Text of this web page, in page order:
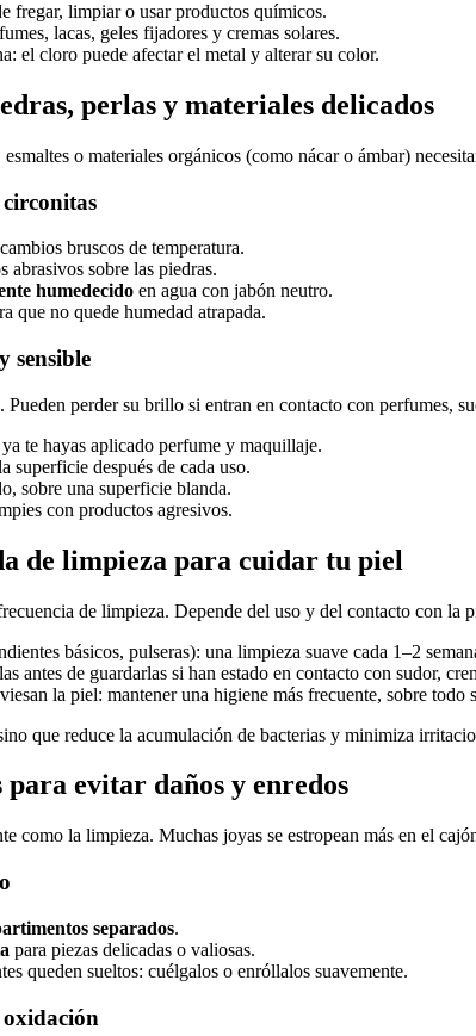
fregar, limpiar o usar productos químicos.
lacas, geles fijadores y cremas solares.
el cloro puede afectar el metal y alterar su color.
perlas y materiales delicados
o materiales orgánicos (como nácar o ámbar)
bruscos de temperatura.
abrasivos sobre las piedras.
humedecido en agua con jabón neutro.
que no quede humedad atrapada.
sensible
Pueden perder su brillo si entran en contacto con perfumes,
te hayas aplicado perfume y maquillaje.
superficie después de cada uso.
sobre una superficie blanda.
con productos agresivos.
de limpieza para cuidar tu piel
de limpieza. Depende del uso y del contacto con la
básicos, pulseras): una limpieza suave cada 1–2
antes de guardarlas si han estado en contacto con sudor,
la piel: mantener una higiene más frecuente, sobre todo
que reduce la acumulación de bacterias y minimiza
evitar daños y enredos
como la limpieza. Muchas joyas se estropean más en el
separados.
para piezas delicadas o valiosas.
queden sueltos: cuélgalos o enróllalos suavemente.